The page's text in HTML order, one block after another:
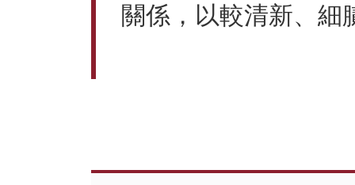
關係，以較清新、細